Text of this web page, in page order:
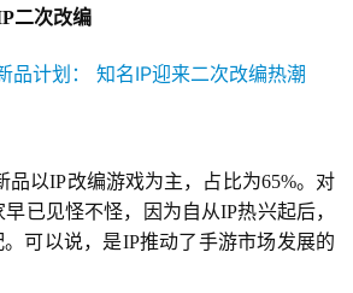
二次改编
品以IP改编游戏为主，占比为65%。对
已见怪不怪，因为自从IP热兴起后，
可以说，是IP推动了手游市场发展的